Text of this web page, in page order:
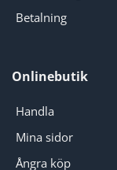
Betalning
Onlinebutik
Handla
Mina sidor
Ångra köp